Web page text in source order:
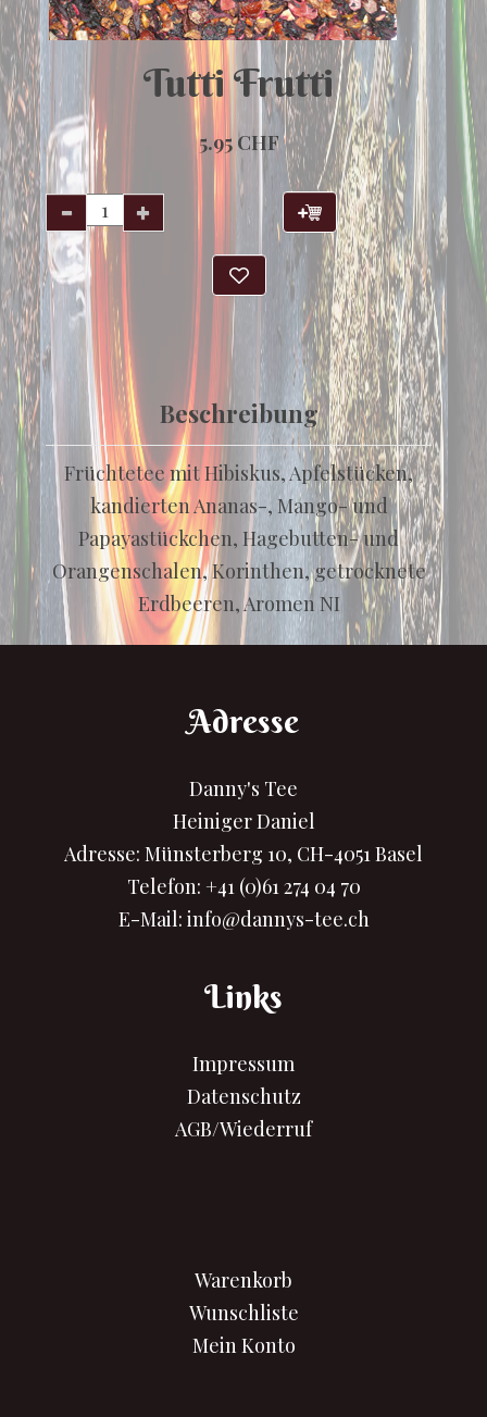
Tutti Frutti
5.95 CHF
Beschreibung
Früchtetee mit Hibiskus, Apfelstücken,
kandierten Ananas-, Mango- und
Papayastückchen, Hagebutten- und
Orangenschalen, Korinthen, getrocknete
Erdbeeren, Aromen NI
Adresse
Danny's Tee
Heiniger Daniel
Adresse: Münsterberg 10, CH-4051 Basel
Telefon: +41 (0)61 274 04 70
E-Mail: info@dannys-tee.ch
Links
Impressum
Datenschutz
AGB/Wiederruf
Warenkorb
Wunschliste
Mein Konto